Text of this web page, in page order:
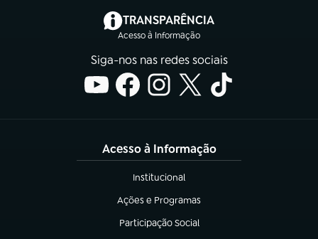
TRANSPARÊNCIA
Acesso à Informação
(abre em nova aba)
Siga-nos nas redes sociais
Acesso à Informação
Institucional
(abre em nova aba)
Ações e Programas
(abre em nova aba)
Participação Social
(abre em nova aba)